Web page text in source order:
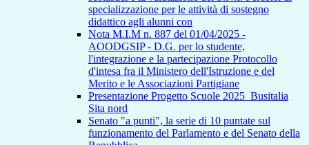
specializzazione per le attività di sostegno
didattico agli alunni con
Nota M.I.M n. 887 del 01/04/2025 -
AOODGSIP - D.G. per lo studente,
l'integrazione e la partecipazione Protocollo
d'intesa fra il Ministero dell'Istruzione e del
Merito e le Associazioni Partigiane
Presentazione Progetto Scuole 2025_Busitalia
Sita nord
Senato "a punti", la serie di 10 puntate sul
funzionamento del Parlamento e del Senato della